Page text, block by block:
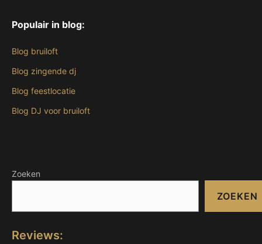
Populair in blog:
Blog bruiloft
Blog zingende dj
Blog feestlocatie
Blog DJ voor bruiloft
Zoeken
ZOEKEN
Reviews: